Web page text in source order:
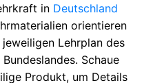
in Deutschland
orientieren
Lehrplan des
Schaue
Produkt, um Details